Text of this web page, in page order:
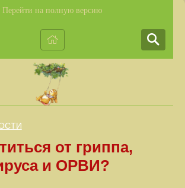
Перейти на полную версию
от гриппа,
и ОРВИ?